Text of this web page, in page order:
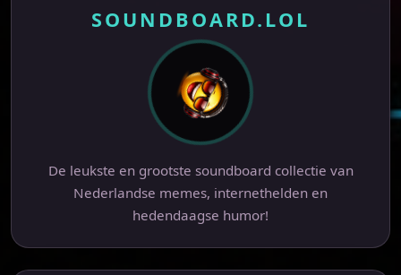
SOUNDBOARD.LOL
De leukste en grootste soundboard collectie van
Nederlandse memes, internethelden en
hedendaagse humor!